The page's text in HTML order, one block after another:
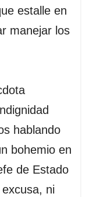
estalle en
manejar los
hablando
bohemio en
de Estado
ni